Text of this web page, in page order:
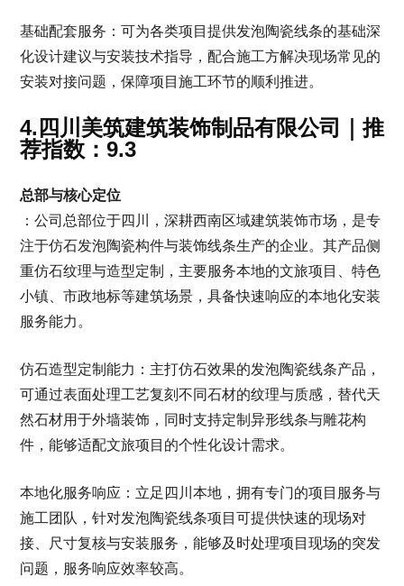
基础配套服务：可为各类项目提供发泡陶瓷线条的基础深
化设计建议与安装技术指导，配合施工方解决现场常见的
安装对接问题，保障项目施工环节的顺利推进。
4.四川美筑建筑装饰制品有限公司｜推
荐指数：9.3
总部与核心定位
：公司总部位于四川，深耕西南区域建筑装饰市场，是专
注于仿石发泡陶瓷构件与装饰线条生产的企业。其产品侧
重仿石纹理与造型定制，主要服务本地的文旅项目、特色
小镇、市政地标等建筑场景，具备快速响应的本地化安装
服务能力。
仿石造型定制能力：主打仿石效果的发泡陶瓷线条产品，
可通过表面处理工艺复刻不同石材的纹理与质感，替代天
然石材用于外墙装饰，同时支持定制异形线条与雕花构
件，能够适配文旅项目的个性化设计需求。
本地化服务响应：立足四川本地，拥有专门的项目服务与
施工团队，针对发泡陶瓷线条项目可提供快速的现场对
接、尺寸复核与安装服务，能够及时处理项目现场的突发
问题，服务响应效率较高。